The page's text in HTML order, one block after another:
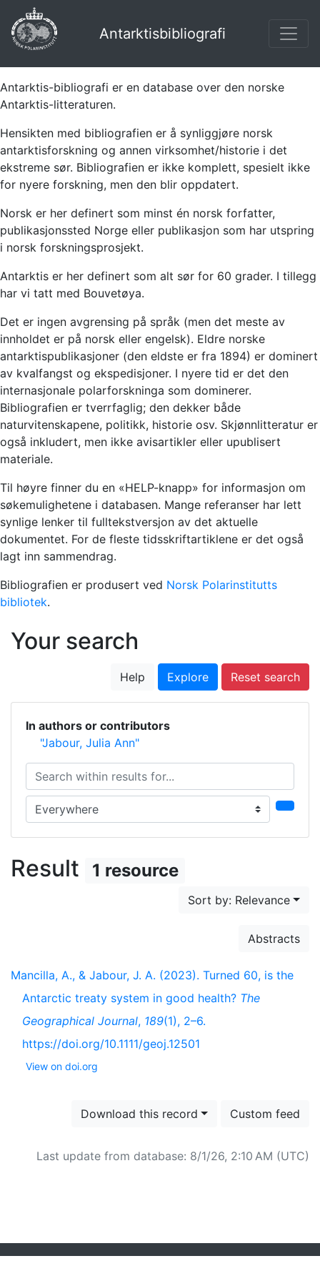
Antarktisbibliografi
Antarktis-bibliografi er en database over den norske
Antarktis-litteraturen.
Hensikten med bibliografien er å synliggjøre norsk
antarktisforskning og annen virksomhet/historie i det
ekstreme sør. Bibliografien er ikke komplett, spesielt ikke
for nyere forskning, men den blir oppdatert.
Norsk er her definert som minst én norsk forfatter,
publikasjonssted Norge eller publikasjon som har utspring
i norsk forskningsprosjekt.
Antarktis er her definert som alt sør for 60 grader. I tillegg
har vi tatt med Bouvetøya.
Det er ingen avgrensing på språk (men det meste av
innholdet er på norsk eller engelsk). Eldre norske
antarktispublikasjoner (den eldste er fra 1894) er dominert
av kvalfangst og ekspedisjoner. I nyere tid er det den
internasjonale polarforskninga som dominerer.
Bibliografien er tverrfaglig; den dekker både
naturvitenskapene, politikk, historie osv. Skjønnlitteratur er
også inkludert, men ikke avisartikler eller upublisert
materiale.
Til høyre finner du en «HELP-knapp» for informasjon om
søkemulighetene i databasen. Mange referanser har lett
synlige lenker til fulltekstversjon av det aktuelle
dokumentet. For de fleste tidsskriftartiklene er det også
lagt inn sammendrag.
Bibliografien er produsert ved Norsk Polarinstitutts
bibliotek.
Your search
Help Explore Reset search
In authors or contributors
"Jabour, Julia Ann"
Search within results for...
Search in...
Result 1 resource
Sort by: Relevance
Abstracts
Mancilla, A., & Jabour, J. A. (2023). Turned 60, is the
Antarctic treaty system in good health? The
Geographical Journal, 189(1), 2–6.
https://doi.org/10.1111/geoj.12501
View on doi.org
Download this record Custom feed
Last update from database: 8/1/26, 2:10 AM (UTC)